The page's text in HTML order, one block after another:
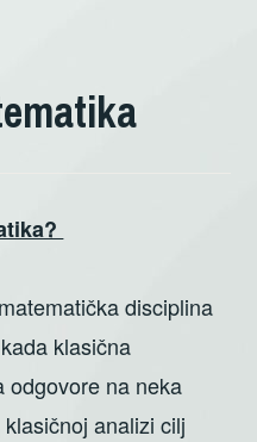
disciplina
klasična
odgovore na neka
analizi cilj